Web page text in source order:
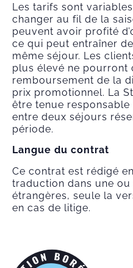
Les tarifs sont
changer au fil de la
peuvent avoir profité
ce qui peut entraîner
même séjour. Les
plus élevé ne pourront
remboursement de la
prix promotionnel. La
être tenue
entre deux séjours
période.
Langue du contrat
Ce contrat est rédigé
traduction dans une
étrangères, seule la
en cas de litige.